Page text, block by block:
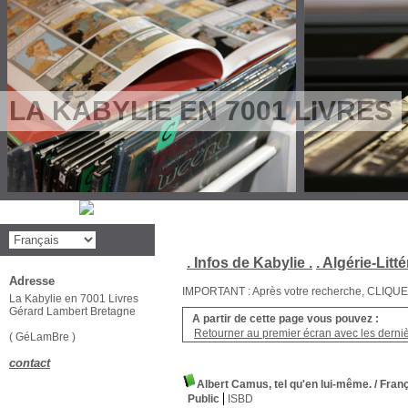
LA KABYLIE EN 7001 LIVRES
. Infos de Kabylie . . Algérie-
IMPORTANT : Après votre recherche,
A partir de cette page vous pouvez :
Retourner au premier écran avec les
Albert Camus, tel qu'en lui-même. /
Public
ISBD
Adresse
La Kabylie en 7001 Livres
Gérard Lambert Bretagne
( GéLamBre )
contact